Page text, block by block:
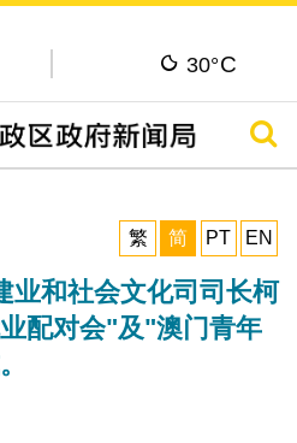
30°C
搜寻
繁
简 PT EN
业和社会文化司司长柯
配对会"及"澳门青年